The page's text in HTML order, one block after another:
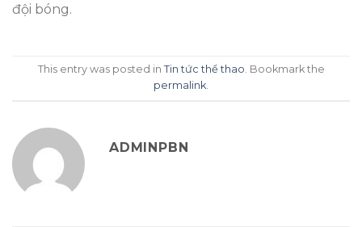
đội bóng.
This entry was posted in Tin tức thể thao. Bookmark the
permalink.
ADMINPBN